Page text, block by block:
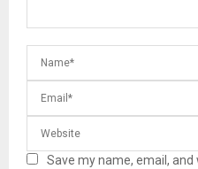
Save my name, email,